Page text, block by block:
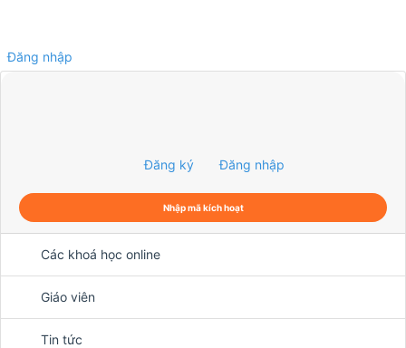
Đăng nhập
Đăng ký Đăng nhập
Nhập mã kích hoạt
Các khoá học online
Giáo viên
Tin tức